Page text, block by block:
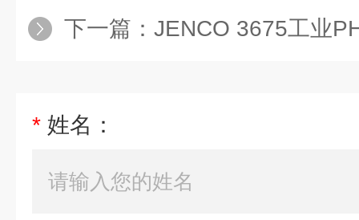
下一篇： JENCO 3675工业
* 姓名：